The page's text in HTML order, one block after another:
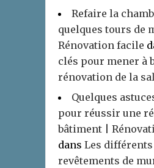
Refaire la
quelques tours de
Rénovation facile
clés pour mener à
rénovation de la
Quelques
pour réussir une
bâtiment |
dans Les différents
revêtements de